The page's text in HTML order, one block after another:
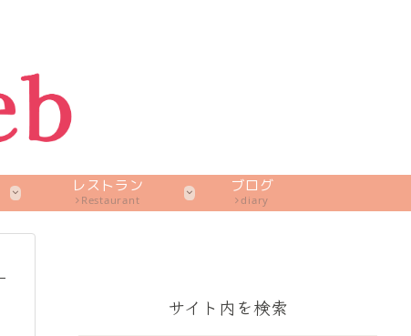
レストラン
Restaurant
ブログ
diary
サイト内を検索